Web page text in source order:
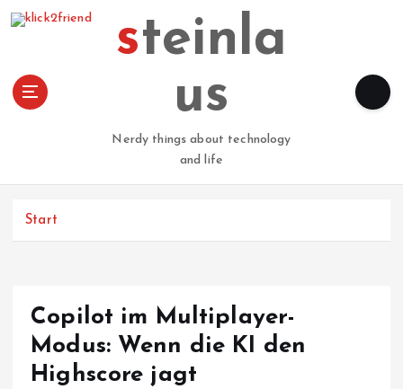
steinla
us
Nerdy things about technology
and life
Start
Copilot im Multiplayer-
Modus: Wenn die KI den
Highscore jagt